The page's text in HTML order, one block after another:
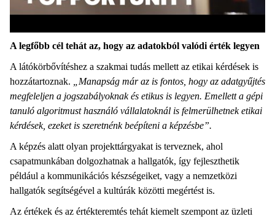
A legfőbb cél tehát az, hogy az adatokból valódi érték legyen
A látókörbővítéshez a szakmai tudás mellett az etikai kérdések is
hozzátartoznak.
„Manapság már az is fontos, hogy az adatgyűjtés
megfeleljen a jogszabályoknak és etikus is legyen. Emellett a gépi
tanuló algoritmust használó vállalatoknál is felmerülhetnek etikai
kérdések, ezeket is szeretnénk beépíteni a képzésbe”.
A képzés alatt olyan projekttárgyakat is terveznek, ahol
csapatmunkában dolgozhatnak a hallgatók, így fejleszthetik
például a kommunikációs készségeiket, vagy a nemzetközi
hallgatók segítségével a kultúrák közötti megértést is.
Az értékek és az értékteremtés tehát kiemelt szempont az üzleti